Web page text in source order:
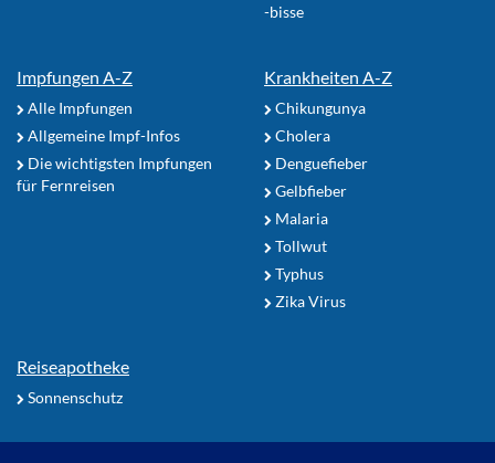
-bisse
Impfungen A-Z
Alle Impfungen
Allgemeine Impf-Infos
Die wichtigsten Impfungen
für Fernreisen
Krankheiten A-Z
Chikungunya
Cholera
Denguefieber
Gelbfieber
Malaria
Tollwut
Typhus
Zika Virus
Reiseapotheke
Sonnenschutz